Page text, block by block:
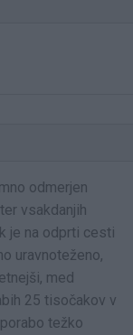
odmerjen
vsakdanjih
je na odprti cesti
uravnoteženo,
med
25 tisočakov v
težko